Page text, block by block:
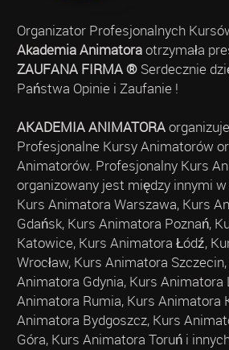
Organizator Profesjonalnych
Akademia Animatoraotrzymała
ZAUFANA FIRMA ®Serdecznie
Państwa Opinie i Zaufanie !
AKADEMIA ANIMATORAorganizuje
Profesjonalne Kursy Animatorów
Animatorów. Profesjonalny Kurs
organizowany jest między innymi
Kurs Animatora Warszawa, Kurs
Gdańsk, Kurs Animatora Poznań,
Katowice, Kurs Animatora Łódź,
Wrocław, Kurs Animatora
Animatora Gdynia, Kurs Animatora
Animatora Rumia, Kurs Animatora
Animatora Bydgoszcz, Kurs
Góra, Kurs Animatora Toruń i